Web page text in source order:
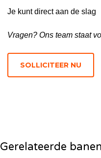
Je kunt direct aan de slag
Vragen? Ons team staat
Gerelateerde banen